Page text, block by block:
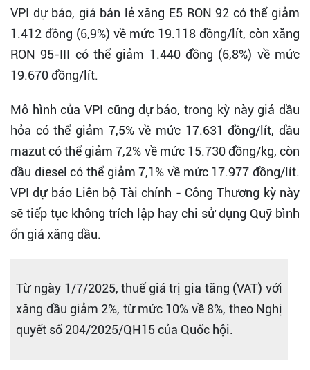
VPI dự báo, giá bán lẻ xăng E5 RON 92 có thể giảm
1.412 đồng (6,9%) về mức 19.118 đồng/lít, còn xăng
RON 95-III có thể giảm 1.440 đồng (6,8%) về mức
19.670 đồng/lít.
Mô hình của VPI cũng dự báo, trong kỳ này giá dầu
hỏa có thể giảm 7,5% về mức 17.631 đồng/lít, dầu
mazut có thể giảm 7,2% về mức 15.730 đồng/kg, còn
dầu diesel có thể giảm 7,1% về mức 17.977 đồng/lít.
VPI dự báo Liên bộ Tài chính - Công Thương kỳ này
sẽ tiếp tục không trích lập hay chi sử dụng Quỹ bình
ổn giá xăng dầu.
Từ ngày 1/7/2025, thuế giá trị gia tăng (VAT) với
xăng dầu giảm 2%, từ mức 10% về 8%, theo Nghị
quyết số 204/2025/QH15 của Quốc hội.